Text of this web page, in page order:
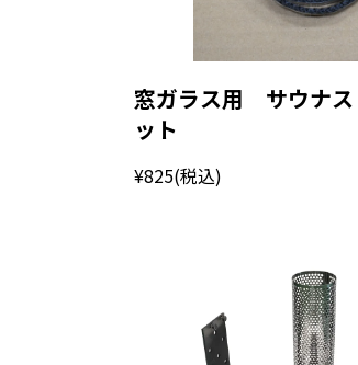
窓ガラス用 サウナス
ット
¥825(税込)